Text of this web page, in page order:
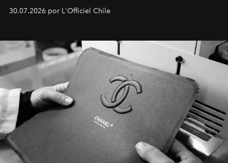
Dubray, la responsable de marketing para
Latinoamérica, sobre identidad, cultura y el valor
30.07.2026 por L'Officiel Chile